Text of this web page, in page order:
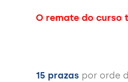
O remate do curso
15 prazas por orde